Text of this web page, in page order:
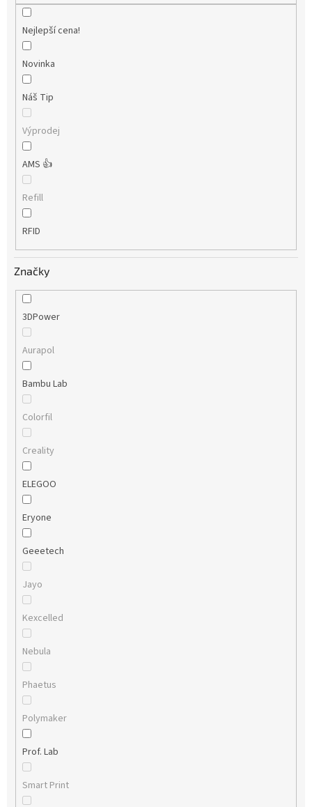
Nejlepší cena!
Novinka
Náš Tip
Výprodej
AMS 👍
Refill
RFID
Značky
3DPower
Aurapol
Bambu Lab
Colorfil
Creality
ELEGOO
Eryone
Geeetech
Jayo
Kexcelled
Nebula
Phaetus
Polymaker
Prof. Lab
Smart Print